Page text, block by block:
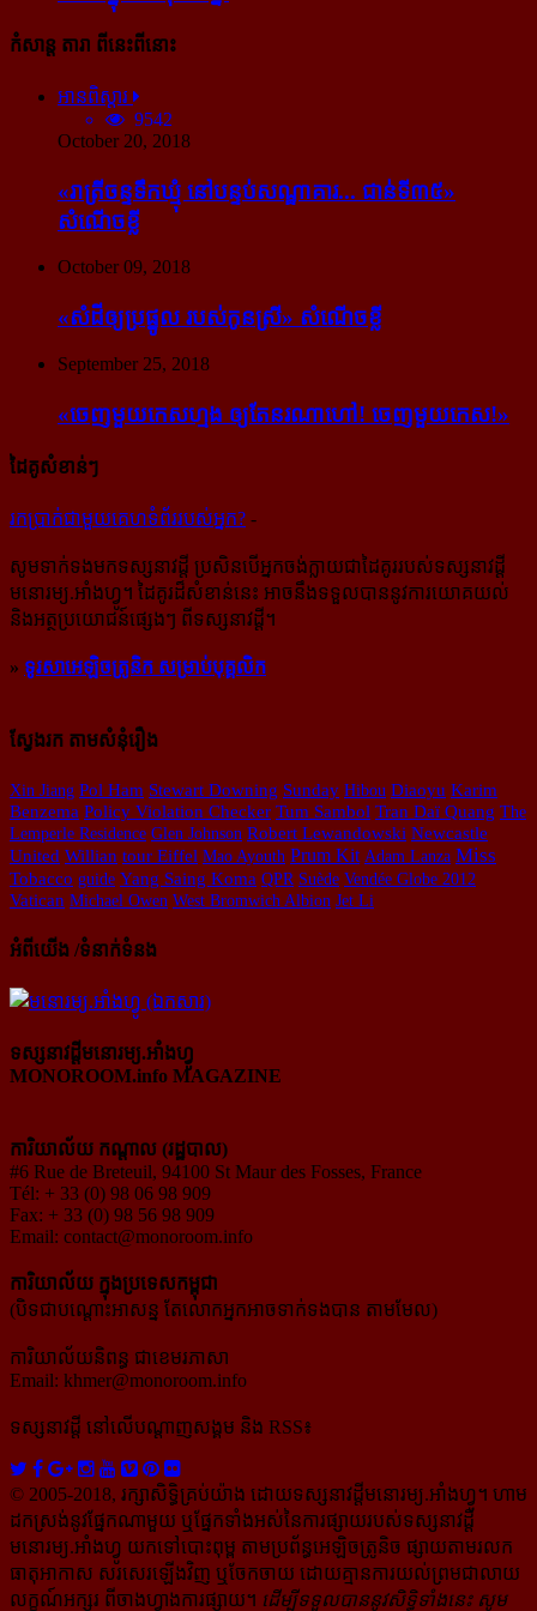
កំសាន្ដ តារា ពីនេះពីនោះ
អានពិស្ដារ
9542
October 20, 2018
«រាត្រីចន្ទទឹកឃ្មុំ នៅបន្ទប់សណ្ឋាគារ... ជាន់ទី៣៥»
សំណើចខ្លី
October 09, 2018
«សំដី​ឲ្យ​ប្រផ្នូល របស់​កូនស្រី» សំណើចខ្លី
September 25, 2018
«ចេញ​មួយ​កេស​ហ្មង ឲ្យ​តែ​នរណា​ហៅ! ចេញ​មួយ​កេស!»
ដៃគូសំខាន់ៗ
រក​​ប្រាក់​​ជា​​មួយ​​គេហទំព័រ​​របស់​​អ្នក? -
សូម​ទាក់ទង​មក​ទស្សនាវដ្ដី ប្រសិន​បើ​អ្នក​ចង់​ក្លាយ​ជា​ដៃគូរ​របស់​ទស្សនាវដ្ដី​
មនោរម្យ.អាំងហ្វូ។ ដៃ​គូរ​ដ៏​សំខាន់​នេះ អាច​នឹង​ទទួល​បាន​នូវ​ការ​យោគយល់
និង​អត្ថ​ប្រយោជន៍​ផ្សេងៗ ពីទស្សនាវដ្ដី។
» ទូរសាអេឡិចត្រូនិក សម្រាប់បុគ្គលិក
ស្វែងរក តាមសំនុំរឿង
Xin Jiang Pol Ham Stewart Downing Sunday Hibou Diaoyu Karim
Benzema Policy Violation Checker Tum Sambol Tran Daï Quang The
Lemperle Residence Glen Johnson Robert Lewandowski Newcastle
United Willian tour Eiffel Mao Ayouth Prum Kit Adam Lanza Miss
Tobacco guide Yang Saing Koma QPR Suède Vendée Globe 2012
Vatican Michael Owen West Bromwich Albion Jet Li
អំពីយើង /ទំនាក់ទំនង
ទស្សនាវដ្ដីមនោរម្យ.អាំងហ្វូ
MONOROOM.info MAGAZINE
ការិយាល័យ កណ្ដាល (រដ្ឋបាល)
#6 Rue de Breteuil, 94100 St Maur des Fosses, France
Tél: + 33 (0) 98 06 98 909
Fax: + 33 (0) 98 56 98 909
Email: contact@monoroom.info
ការិយាល័យ ក្នុង​ប្រទេស​កម្ពុជា
(បិទជាបណ្ដោះអាសន្ន តែលោកអ្នកអាចទាក់ទងបាន តាមមែល)
ការិយាល័យនិពន្ធ ជាខេមរភាសា
Email: khmer@monoroom.info
ទស្សនាវដ្ដី​ នៅលើបណ្ដាញសង្គម និង RSS៖
© 2005-2018, រក្សាសិទ្ធិគ្រប់យ៉ាង ដោយទស្សនាវដ្ដី​មនោរម្យ.អាំងហ្វូ។ ហាម​
ដក​ស្រង់​នូវ​ផ្នែក​ណា​មួយ​ ឬ​ផ្នែក​ទាំង​អស់​នៃ​ការ​ផ្សាយ​របស់​ទស្សនាវដ្ដី​​
មនោរម្យ.អាំងហ្វូ យក​ទៅ​​បោះពុម្ព តាម​ប្រព័ន្ធ​អេឡិច​ត្រូនិច ផ្សាយ​តាម​រលក​
ធាតុអាកាស សរសេរ​ឡើង​វិញ ឬ​ចែក​ចាយ​ ដោយ​គ្មាន​ការ​យល់ព្រមជា​លាយ​
លក្ខណ៍​អក្សរ​ ពី​ចាងហ្វាង​ការ​ផ្សាយ​។ ដើម្បី​ទទួល​បាននូវសិទ្ធិ​ទាំងនេះ សូម​